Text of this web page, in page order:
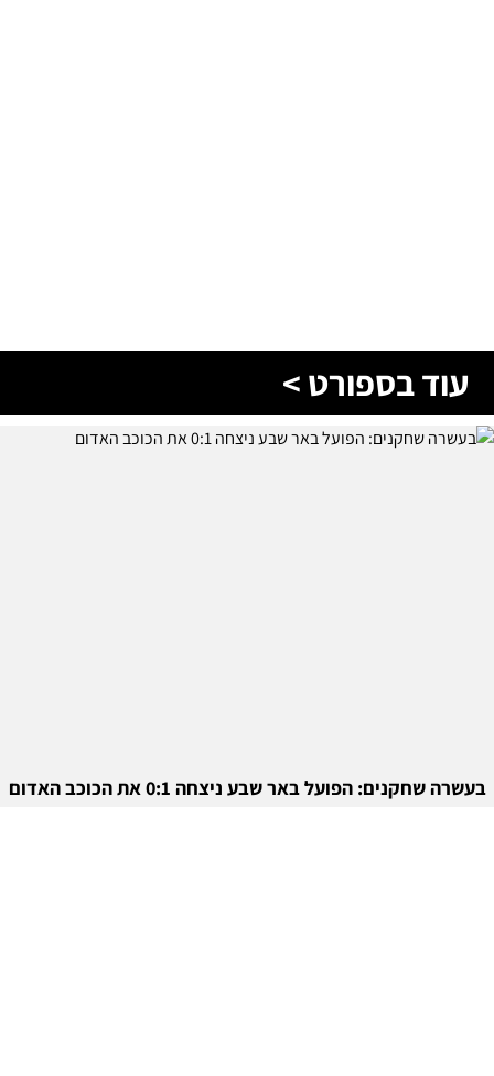
עוד בספורט >
בעשרה שחקנים: הפועל באר שבע ניצחה 0:1 את הכוכב האדום